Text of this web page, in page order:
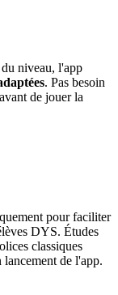
niveau, l'app
. Pas besoin
de jouer la
pour faciliter
DYS. Études
classiques
de l'app.